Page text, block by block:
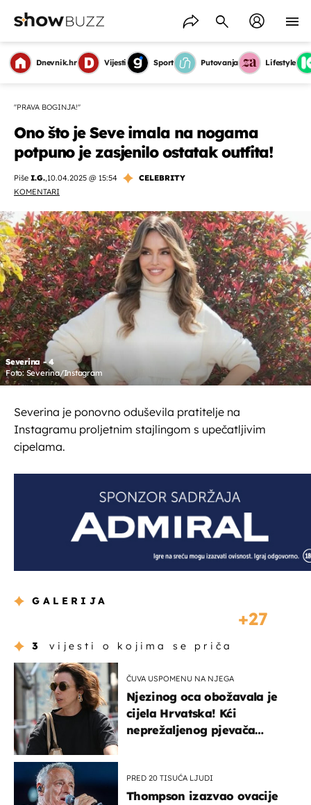
Dnevnik.hr Vijesti Sport Putovanja Lifestyle
''PRAVA BOGINJA!''
Ono što je Seve imala na nogama
potpuno je zasjenilo ostatak outfita!
Piše I.G.,10.04.2025 @ 15:54
CELEBRITY
KOMENTARI
Severina - 4
Foto: Severina/Instagram
Severina je ponovno oduševila pratitelje na
Instagramu proljetnim stajlingom s upečatljivim
cipelama.
GALERIJA
27
3 vijesti o kojima se priča
ČUVA USPOMENU NA NJEGA
Njezinog oca obožavala je
cijela Hrvatska! Kći
neprežaljenog pjevača
PRED 20 TISUĆA LJUDI
Thompson izazvao ovacije
OMOGUĆI OBAVIJESTI